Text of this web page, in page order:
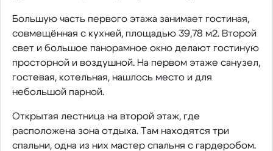
Большую часть первого этажа занимает гостиная,
совмещённая с кухней, площадью 39,78 м2. Второй
свет и большое панорамное окно делают гостиную
просторной и воздушной. На первом этаже санузел,
гостевая, котельная, нашлось место и для
небольшой парной.
Открытая лестница на второй этаж, где
расположена зона отдыха. Там находятся три
спальни, одна из них мастер спальня с гардеробом.